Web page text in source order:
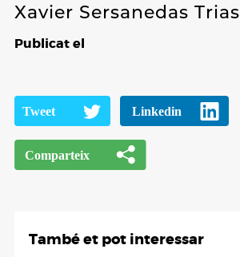
Xavier Sersanedas Trias
Publicat el
També et pot interessar